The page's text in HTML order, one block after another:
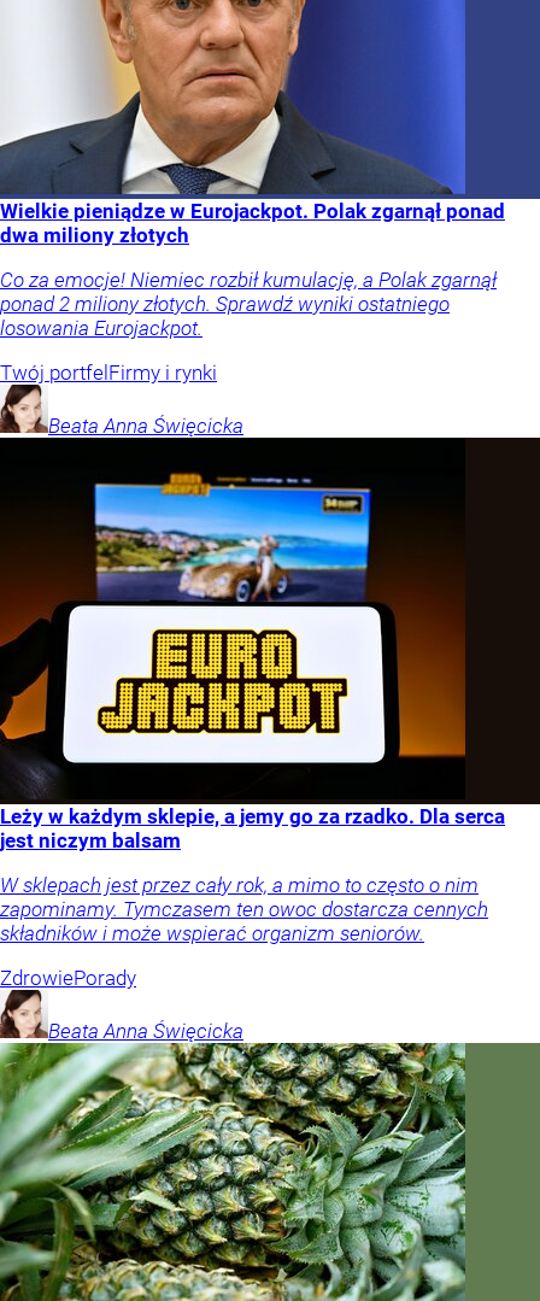
Wielkie pieniądze w Eurojackpot. Polak zgarnął ponad
dwa miliony złotych
Co za emocje! Niemiec rozbił kumulację, a Polak zgarnął
ponad 2 miliony złotych. Sprawdź wyniki ostatniego
losowania Eurojackpot.
Twój portfelFirmy i rynki
Beata Anna Święcicka
Leży w każdym sklepie, a jemy go za rzadko. Dla serca
jest niczym balsam
W sklepach jest przez cały rok, a mimo to często o nim
zapominamy. Tymczasem ten owoc dostarcza cennych
składników i może wspierać organizm seniorów.
ZdrowiePorady
Beata Anna Święcicka